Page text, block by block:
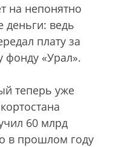
на непонятно
деньги: ведь
плату за
фонду «Урал».
теперь уже
60 млрд
в прошлом году